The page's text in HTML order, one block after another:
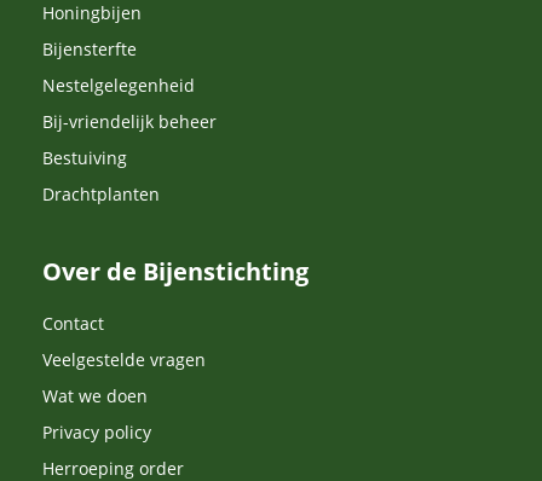
Honingbijen
Bijensterfte
Nestelgelegenheid
Bij-vriendelijk beheer
Bestuiving
Drachtplanten
Over de Bijenstichting
Contact
Veelgestelde vragen
Wat we doen
Privacy policy
Herroeping order